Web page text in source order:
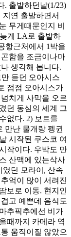
. 출발하던날(1/23)
연 출발하면서
무게때문인지 비
게 LA로 출발하
항근처에서 1박을
함을 조금이나마
생각해 봅니다.
듣던 오아시스
점점 오아시스가
치게 사막을 오르
던 동심의 세계 그
없다. 2) 보트를
만난 물개랑 펭귄
시작된 쿠스코 여
작이다. 우박도 만
산맥에 있는삭사
였던 모라이, 산속
억이 많이 서려진
보로 이동. 현지인
고 예쁜데 음식도
추픽추에선 비가
때까지 카메라 역
움직이질 않았으